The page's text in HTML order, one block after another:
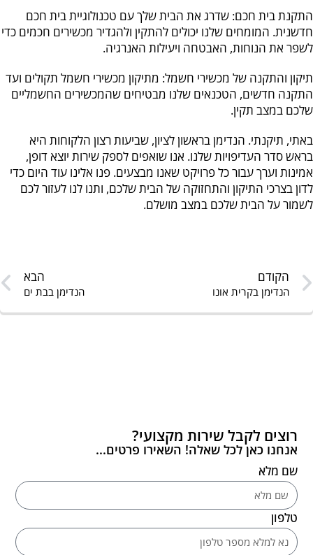
התקנת בית חכם: שדרג את הבית שלך עם טכנולוגיית בית חכם
חדשנית. המומחים שלנו יכולים להתקין ולהגדיר מכשירים חכמים כדי
לשפר את הנוחות, האבטחה ויעילות האנרגיה.
תיקון והתקנה של מכשירי חשמל: מתיקון מכשירי חשמל תקולים ועד
התקנה חדשים, הטכנאים שלנו מבטיחים שהמכשירים החשמליים
שלכם במצב תקין.
באתי, תיקנתי. הנדימן בראשון לציון, שביעות רצון הלקוחות היא
בראש סדר העדיפויות שלנו. אנו שואפים לספק שירות יוצא דופן,
אמינות וערך עבור כל פרויקט שאנו מבצעים. פנו אלינו עוד היום כדי
לדון בצרכי התיקון והתחזוקה של הבית שלכם, ותנו לנו לעזור לכם
לשמור על הבית שלכם במצב מושלם.
הקודם
הנדימן בקרית אונו
הבא
הנדימן בבת ים
רוצים לקבל שירות מקצועי?
אנחנו כאן לכל שאלה! השאירו פרטים...
שם מלא
טלפון